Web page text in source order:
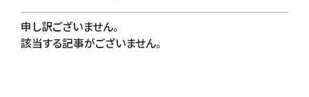
申し訳ございません。
該当する記事がございません。